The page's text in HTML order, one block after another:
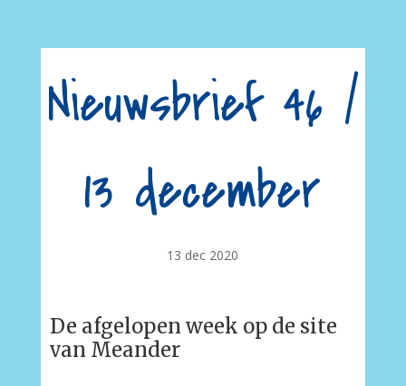
Nieuwsbrief 46 /
13 december
13 dec 2020
De afgelopen week op de site
van Meander